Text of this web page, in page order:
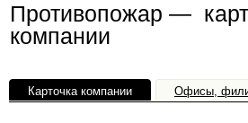
Противопожар —
компании
Карточка компании Офисы,